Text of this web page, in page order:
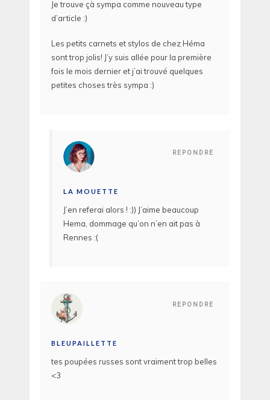
Je trouve çà sympa comme nouveau type
d’article :)
Les petits carnets et stylos de chez Héma
sont trop jolis! J’y suis allée pour la première
fois le mois dernier et j’ai trouvé quelques
petites choses très sympa :)
REPONDRE
LA MOUETTE
J’en referai alors ! :)) J’aime beaucoup
Hema, dommage qu’on n’en ait pas à
Rennes :(
REPONDRE
BLEUPAILLETTE
tes poupées russes sont vraiment trop belles
<3